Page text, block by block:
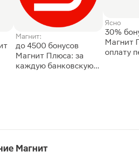
Магнит:
до 4500 бонусов
Магнит Плюса: за
каждую банковскую
Ясно
30%
Магнит
оплату
Магнит